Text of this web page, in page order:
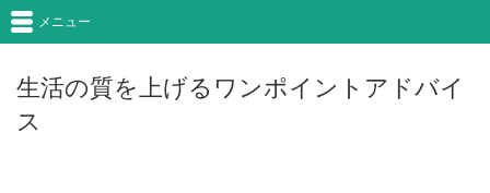
生活の質を上げるワンポイントアドバイ
ス
メニュー